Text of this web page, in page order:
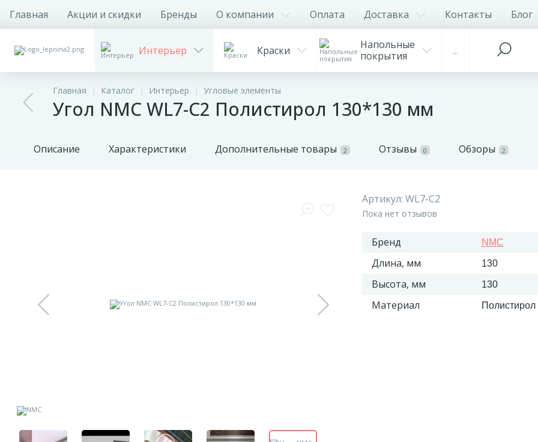
Главная Акции и скидки Бренды О компании Оплата Доставка Контакты Блог
Интерьер Краски
Напольные
покрытия
...
Главная Каталог Интерьер Угловые элементы
Угол NMC WL7-C2 Полистирол 130*130 мм
Описание Характеристики Дополнительные товары 2 Отзывы 0 Обзоры 2
Артикул: WL7-C2
Пока нет отзывов
Бренд NMC
Длина, мм 130
Высота, мм 130
Материал Полистирол